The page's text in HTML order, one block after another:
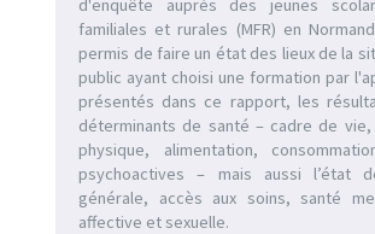
d'enquête auprès des jeunes
familiales et rurales (MFR) en
permis de faire un état des lieux de la
public ayant choisi une formation par
présentés dans ce rapport, les
déterminants de santé – cadre de
physique, alimentation,
psychoactives – mais aussi l’état
générale, accès aux soins, santé
affective et sexuelle.